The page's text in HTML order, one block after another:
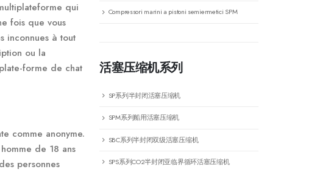
qui
fois que vous
inconnues à tout
ou la
forme de chat
comme anonyme.
de 18 ans
personnes
Compressori marini a pistoni semiermetici SPM
活塞压缩机系列
SP系列半封闭活塞压缩机
SPM系列船用活塞压缩机
SBC系列半封闭双级活塞压缩机
SPS系列CO2半封闭亚临界循环活塞压缩机